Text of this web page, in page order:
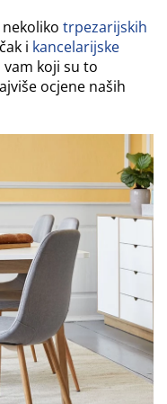
nekoliko trpezarijskih
i kancelarijske
koji su to
ocjene naših